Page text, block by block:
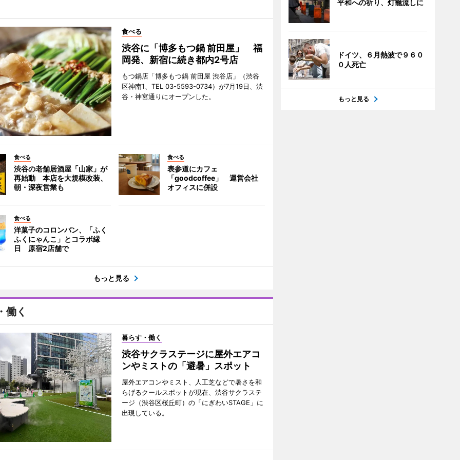
食べる
渋谷に「博多もつ鍋 前田屋」 福
岡発、新宿に続き都内2号店
もつ鍋店「博多もつ鍋 前田屋 渋谷店」（渋谷
区神南1、TEL 03-5593-0734）が7月19日、渋
谷・神宮通りにオープンした。
食べる
渋谷の老舗居酒屋「山家」が
再始動 本店を大規模改装、
朝・深夜営業も
食べる
表参道にカフェ
「goodcoffee」 運営会社
オフィスに併設
食べる
洋菓子のコロンバン、「ふく
ふくにゃんこ」とコラボ縁
日 原宿2店舗で
もっと見る
働く
暮らす・働く
渋谷サクラステージに屋外エアコ
ンやミストの「避暑」スポット
屋外エアコンやミスト、人工芝などで暑さを和
らげるクールスポットが現在、渋谷サクラステ
ージ（渋谷区桜丘町）の「にぎわいSTAGE」に
出現している。
平和への祈り、灯籠流しに
ドイツ、６月熱波で９６０
０人死亡
もっと見る